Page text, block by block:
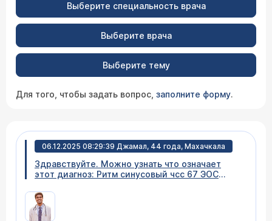
Выберите специальность врача
Выберите врача
Выберите тему
Для того, чтобы задать вопрос, заполните форму.
06.12.2025 08:29:39 Джамал, 44 года, Махачкала
Здравствуйте. Можно узнать что означает
этот диагноз: Ритм синусовый чсс 67 ЭОС
сегмента S-T II, III, avf. Депрессия ST в avl
Признаки ишемического повреждения
миокарда r min с v1 по v5. Окс с подъемом v5.